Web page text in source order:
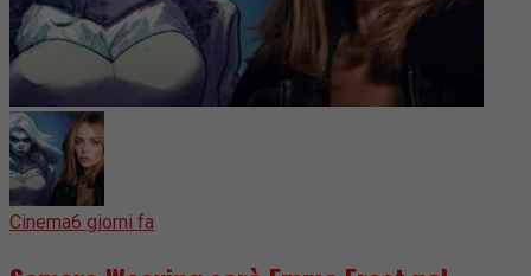
Cinema6 giorni fa